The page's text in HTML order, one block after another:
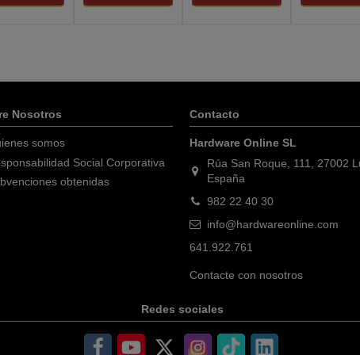
Nosotros
somos
Social Corporativa
obtenidas
Contacto
Hardware Online SL
Rúa San Roque, 111, 27002
España
982 22 40 30
info@hardwareonline.com
641.922.761
Contacte con nosotros
Redes sociales